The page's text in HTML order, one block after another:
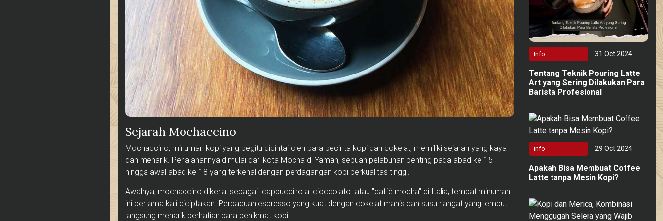
Sejarah Mochaccino
Mochaccino, minuman kopi yang begitu dicintai oleh para pecinta kopi dan cokelat, memiliki sejarah yang kaya
dan menarik. Perjalanannya dimulai dari kota Mocha di Yaman, sebuah pelabuhan penting pada abad ke-15
hingga awal abad ke-18 yang terkenal dengan perdagangan kopi berkualitas tinggi.
Awalnya, mochaccino dikenal sebagai "cappuccino al cioccolato" atau "caffè mocha" di Italia, tempat minuman
ini pertama kali diciptakan. Perpaduan espresso yang kuat dengan cokelat manis dan susu hangat yang lembut
langsung menarik perhatian para penikmat kopi.
Info 31 Oct 2024
Tentang Teknik Pouring Latte
Art yang Sering Dilakukan Para
Barista Profesional
Info 29 Oct 2024
Apakah Bisa Membuat Coffee
Latte tanpa Mesin Kopi?